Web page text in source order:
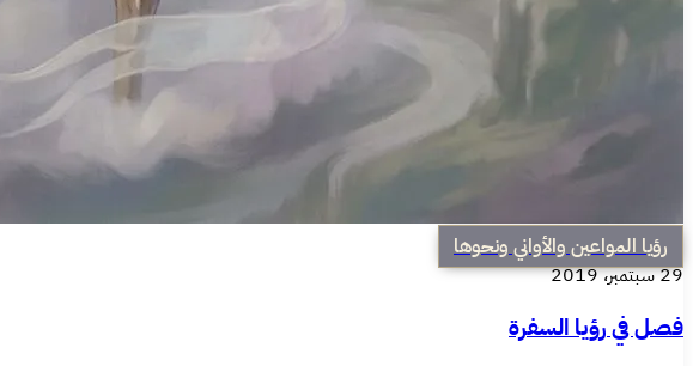
رؤيا المواعين والأواني ونحوها
29 سبتمبر، 2019
فصل في رؤيا السفرة